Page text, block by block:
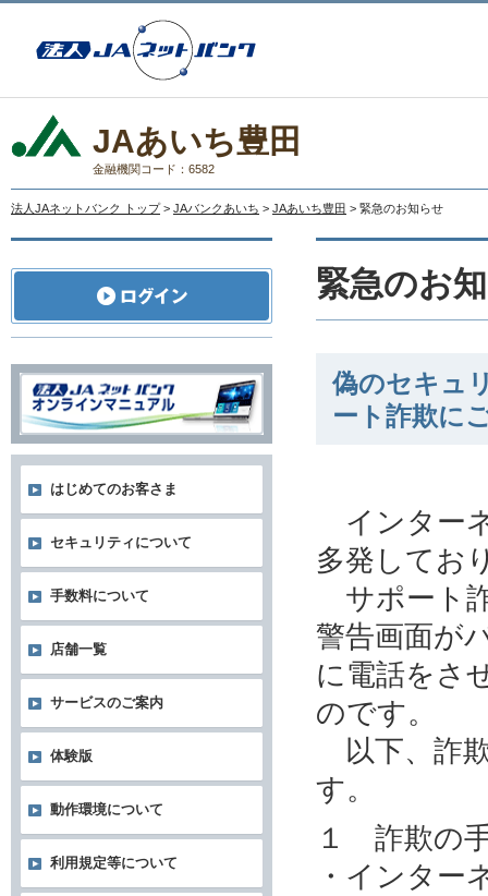
JAあいち豊田
金融機関コード：6582
法人JAネットバンク トップ > JAバンクあいち > JAあいち豊田 > 緊急のお知らせ
緊急のお
偽のセキュ
ート詐欺に
インター
多発してお
サポート
警告画面が
に電話をさ
のです。
以下、詐
す。
１ 詐欺の
・インター
はじめてのお客さま
セキュリティについて
手数料について
店舗一覧
サービスのご案内
体験版
動作環境について
利用規定等について